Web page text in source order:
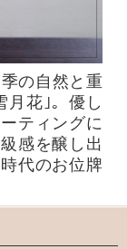
の自然と重
月花｣。優し
ティングに
感を醸し出
代のお位牌